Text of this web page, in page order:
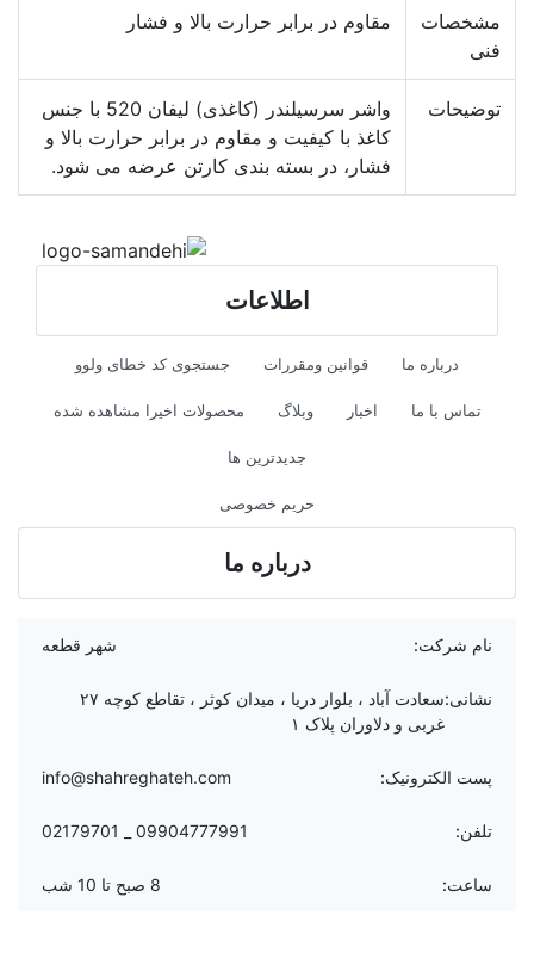
مشخصات
فنی
مقاوم در برابر حرارت بالا و فشار
توضیحات
واشر سرسیلندر (کاغذی) لیفان 520 با جنس
کاغذ با کیفیت و مقاوم در برابر حرارت بالا و
فشار، در بسته بندی کارتن عرضه می شود.
اطلاعات
درباره ما قوانین ومقررات جستجوی کد خطای ولوو
تماس با ما اخبار وبلاگ محصولات اخیرا مشاهده شده
جدیدترین ها
حریم خصوصی
درباره ما
نام شرکت: شهر قطعه
نشانی:
سعادت آباد ، بلوار دریا ، میدان کوثر ، تقاطع کوچه ۲۷
غربی و دلاوران پلاک ۱
پست الکترونیک: info@shahreghateh.com
تلفن: 09904777991 _ 02179701
ساعت: 8 صبح تا 10 شب